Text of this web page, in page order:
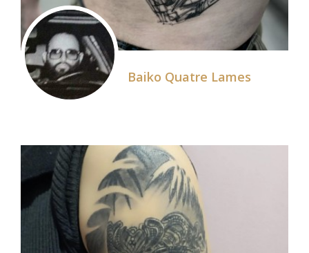
Baiko Quatre Lames